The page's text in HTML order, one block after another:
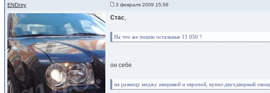
ENDrey 3 февраля 2009 15:56
Стас,
На что же пошли остальные 11 050 ?
он себе
на разницу меджу америкой и европой, купил двухдверный овощ